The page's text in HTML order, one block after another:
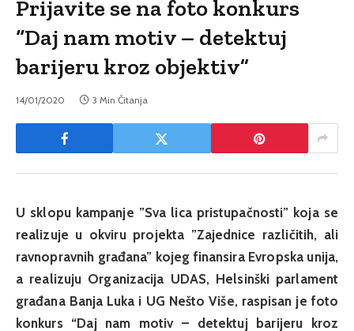
Prijavite se na foto konkurs
“Daj nam motiv – detektuj
barijeru kroz objektiv”
14/01/2020 3 Min Čitanja
U sklopu kampanje ”Sva lica pristupačnosti” koja se
realizuje u okviru projekta ”Zajednice različitih, ali
ravnopravnih građana” kojeg finansira Evropska unija,
a realizuju Organizacija UDAS, Helsinški parlament
građana Banja Luka i UG Nešto Više, raspisan jefoto
konkurs “Daj nam motiv – detektuj barijeru kroz